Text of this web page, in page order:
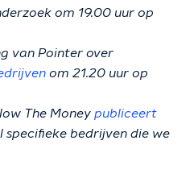
om 19.00 uur op
van Pointer over
om 21.20 uur op
The Money publiceert
specifieke bedrijven die we